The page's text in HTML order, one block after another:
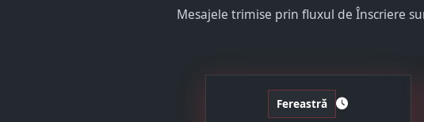
Mesajele trimise prin fluxul de Înscriere
Fereastră